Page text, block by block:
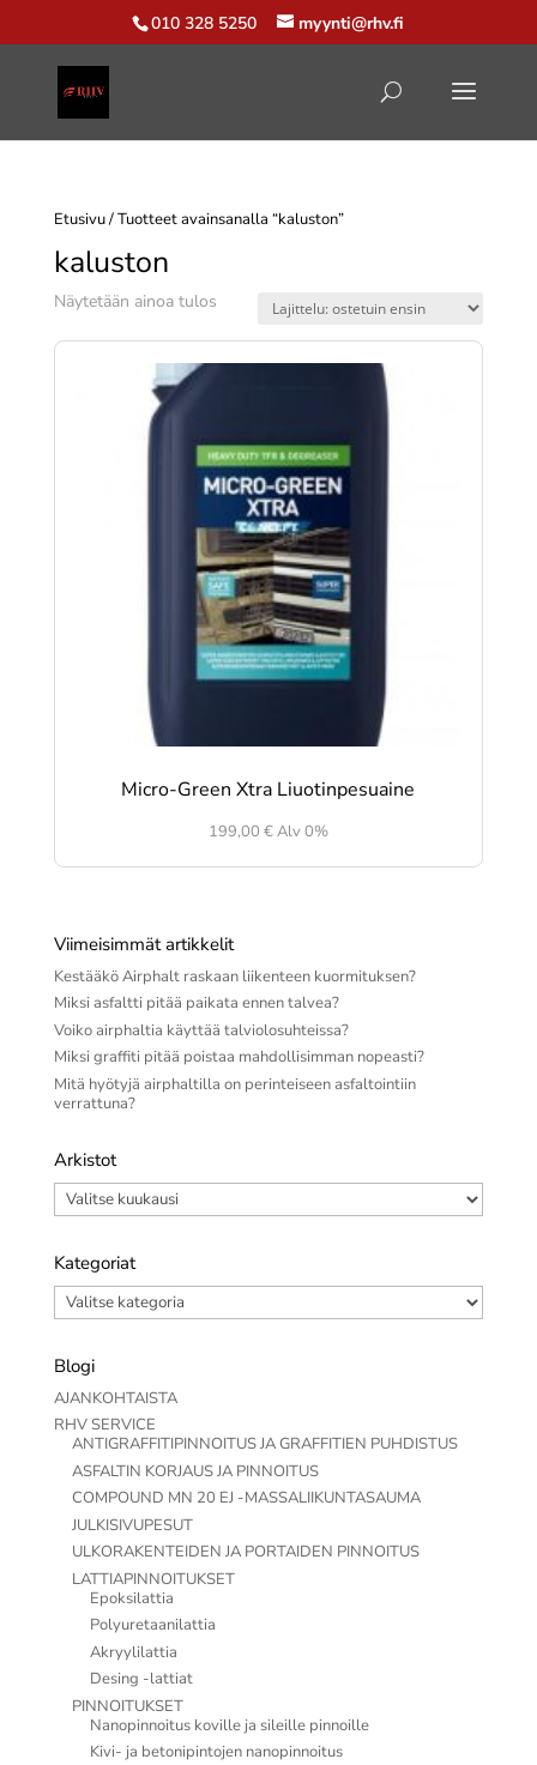
010 328 5250 myynti@rhv.fi
Etusivu/ Tuotteet avainsanalla “kaluston”
kaluston
Näytetään ainoa tulos
Micro-Green Xtra Liuotinpesuaine
199,00 €Alv 0%
Viimeisimmät artikkelit
Kestääkö Airphalt raskaan liikenteen kuormituksen?
Miksi asfaltti pitää paikata ennen talvea?
Voiko airphaltia käyttää talviolosuhteissa?
Miksi graffiti pitää poistaa mahdollisimman nopeasti?
Mitä hyötyjä airphaltilla on perinteiseen asfaltointiin
verrattuna?
Arkistot
Arkistot
Kategoriat
Kategoriat
Blogi
AJANKOHTAISTA
RHV SERVICE
ANTIGRAFFITIPINNOITUS JA GRAFFITIEN PUHDISTUS
ASFALTIN KORJAUS JA PINNOITUS
COMPOUND MN 20 EJ -MASSALIIKUNTASAUMA
JULKISIVUPESUT
ULKORAKENTEIDEN JA PORTAIDEN PINNOITUS
LATTIAPINNOITUKSET
Epoksilattia
Polyuretaanilattia
Akryylilattia
Desing -lattiat
PINNOITUKSET
Nanopinnoitus koville ja sileille pinnoille
Kivi- ja betonipintojen nanopinnoitus